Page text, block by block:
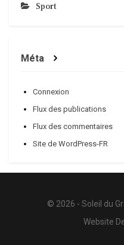
Sport
Méta
Connexion
Flux des publications
Flux des commentaires
Site de WordPress-FR
© 2026 - Soleil du
Website